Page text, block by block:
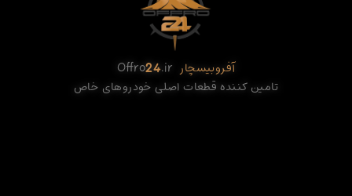
آفروبیسچار Offro24.ir
تامین کننده قطعات اصلی خودروهای خاص